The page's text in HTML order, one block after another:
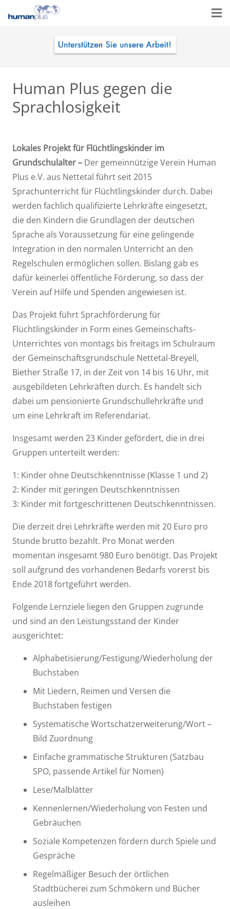
Human Plus gegen die
Sprachlosigkeit
Lokales Projekt für Flüchtlingskinder im
Grundschulalter – Der gemeinnützige Verein Human
Plus e.V. aus Nettetal führt seit 2015
Sprachunterricht für Flüchtlingskinder durch. Dabei
werden fachlich qualifizierte Lehrkräfte eingesetzt,
die den Kindern die Grundlagen der deutschen
Sprache als Voraussetzung für eine gelingende
Integration in den normalen Unterricht an den
Regelschulen ermöglichen sollen. Bislang gab es
dafür keinerlei öffentliche Förderung, so dass der
Verein auf Hilfe und Spenden angewiesen ist.
Das Projekt führt Sprachförderung für
Flüchtlingskinder in Form eines Gemeinschafts-
Unterrichtes von montags bis freitags im Schulraum
der Gemeinschaftsgrundschule Nettetal-Breyell,
Biether Straße 17, in der Zeit von 14 bis 16 Uhr, mit
ausgebildeten Lehrkräften durch. Es handelt sich
dabei um pensionierte Grundschullehrkräfte und
um eine Lehrkraft im Referendariat.
Insgesamt werden 23 Kinder gefördert, die in drei
Gruppen unterteilt werden:
1: Kinder ohne Deutschkenntnisse (Klasse 1 und 2)
2: Kinder mit geringen Deutschkenntnissen
3: Kinder mit fortgeschrittenen Deutschkenntnissen.
Die derzeit drei Lehrkräfte werden mit 20 Euro pro
Stunde brutto bezahlt. Pro Monat werden
momentan insgesamt 980 Euro benötigt. Das Projekt
soll aufgrund des vorhandenen Bedarfs vorerst bis
Ende 2018 fortgeführt werden.
Folgende Lernziele liegen den Gruppen zugrunde
und sind an den Leistungsstand der Kinder
ausgerichtet:
Alphabetisierung/Festigung/Wiederholung der
Buchstaben
Mit Liedern, Reimen und Versen die
Buchstaben festigen
Systematische Wortschatzerweiterung/Wort –
Bild Zuordnung
Einfache grammatische Strukturen (Satzbau
SPO, passende Artikel für Nomen)
Lese/Malblätter
Kennenlernen/Wiederholung von Festen und
Gebräuchen
Soziale Kompetenzen fördern durch Spiele und
Gespräche
Regelmäßiger Besuch der örtlichen
Stadtbücherei zum Schmökern und Bücher
ausleihen